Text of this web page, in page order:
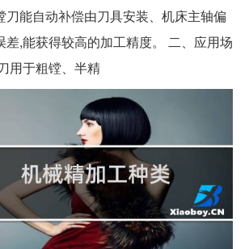
刀能自动补偿由刀具安装、机床主轴偏
差,能获得较高的加工精度。 二、应用场
用于粗镗、半精